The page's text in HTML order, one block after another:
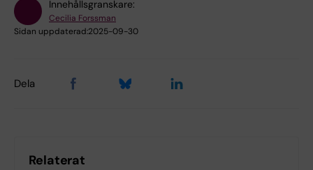
Innehållsgranskare:
Cecilia Forssman
Sidan uppdaterad:2025-09-30
Dela
Relaterat